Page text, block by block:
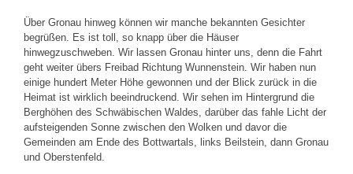
Über Gronau hinweg können wir manche bekannten Gesichter
begrüßen. Es ist toll, so knapp über die Häuser
hinwegzuschweben. Wir lassen Gronau hinter uns, denn die Fahrt
geht weiter übers Freibad Richtung Wunnenstein. Wir haben nun
einige hundert Meter Höhe gewonnen und der Blick zurück in die
Heimat ist wirklich beeindruckend. Wir sehen im Hintergrund die
Berghöhen des Schwäbischen Waldes, darüber das fahle Licht der
aufsteigenden Sonne zwischen den Wolken und davor die
Gemeinden am Ende des Bottwartals, links Beilstein, dann Gronau
und Oberstenfeld.